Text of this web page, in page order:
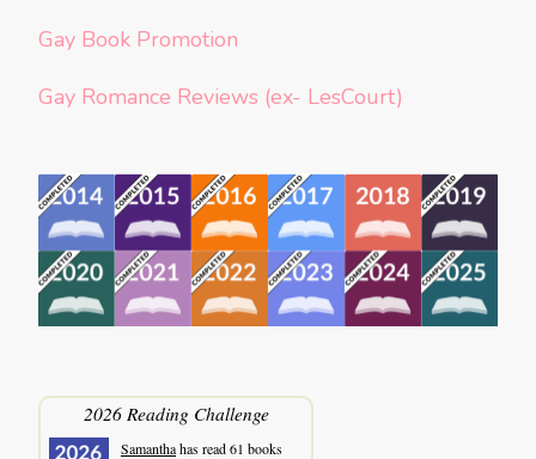
Gay Book Promotion
Gay Romance Reviews (ex- LesCourt)
2026 Reading Challenge
Samanthahas read 61 books